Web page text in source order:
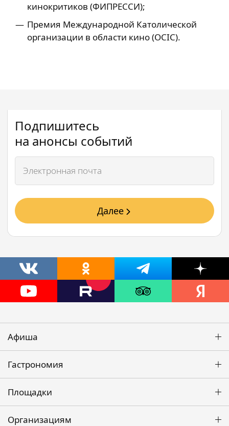
кинокритиков (ФИПРЕССИ);
Премия Международной Католической
организации в области кино (OCIC).
Подпишитесь
на анонсы событий
Далее
Афиша
Гастрономия
Площадки
Организациям